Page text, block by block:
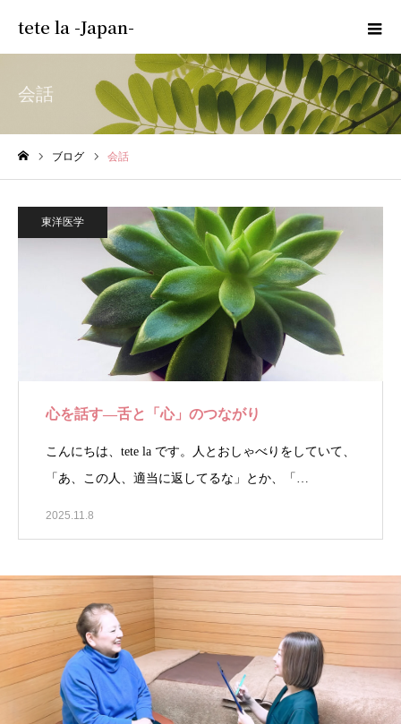
tete la -Japan-
会話
ブログ 会話
東洋医学
心を話す—舌と「心」のつながり
こんにちは、tete la です。人とおしゃべりをしていて、
「あ、この人、適当に返してるな」とか、「…
2025.11.8